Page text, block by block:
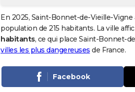
En 2025, Saint-Bonnet-de-Vieille-
population de 215 habitants. La ville
habitants, ce qui place Saint-Bonnet-
villes les plus dangereuses de France.
Facebook